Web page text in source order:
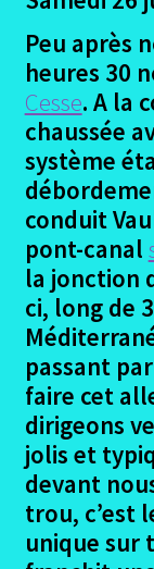
Les canaux
Canal du
Le
Le
Les
Peu après
heures 30
Cesse. A la
chaussée
système
conduit
pont-canal
la jonction
ci, long de
passant
faire cet
dirigeons
jolis et
devant
trou, c’est
unique sur